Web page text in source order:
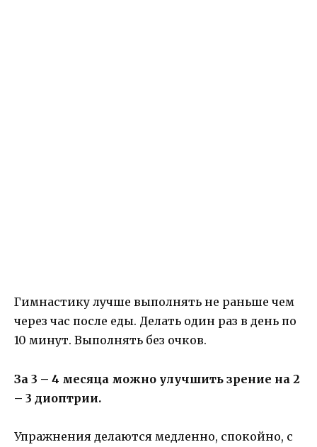
Гимнастику лучше выполнять не раньше чем
через час после еды. Делать один раз в день по
10 минут. Выполнять без очков.
За 3 – 4 месяца можно улучшить зрение на 2
– 3 диоптрии.
Упражнения делаются медленно, спокойно, с